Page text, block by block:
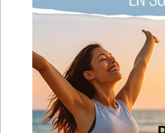
is providing
support to
demonstrate the intelligent peripherals